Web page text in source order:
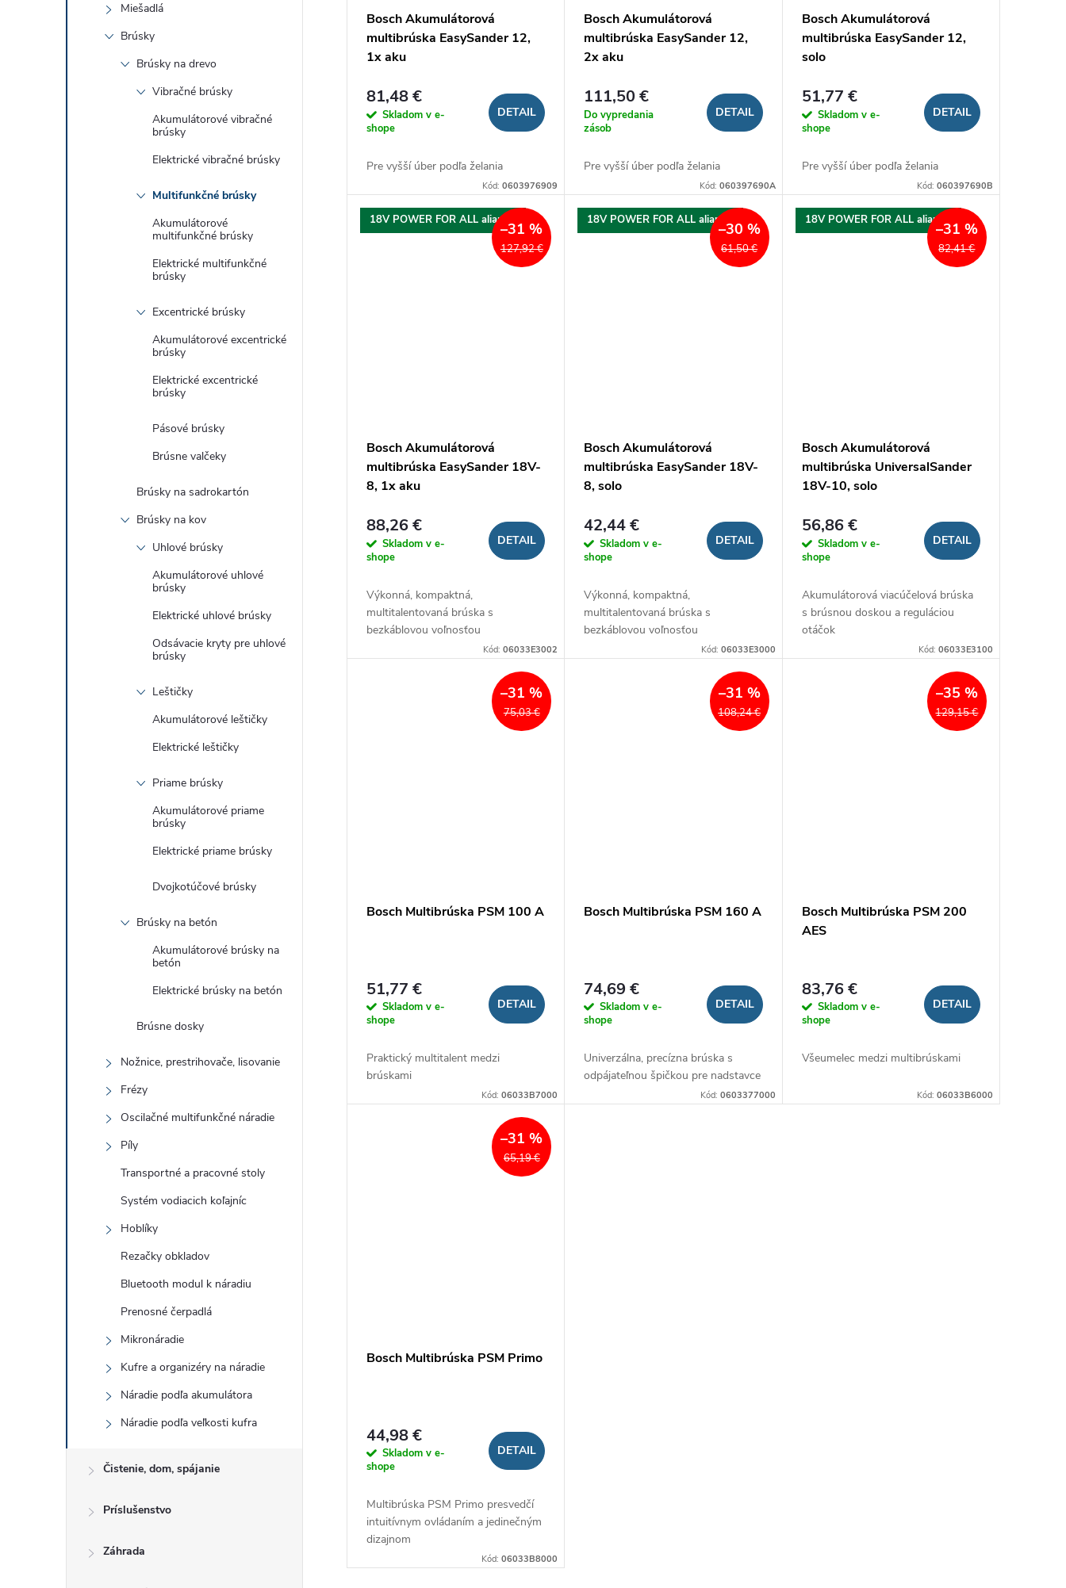
Miešadlá
Brúsky
Brúsky na drevo
Vibračné brúsky
Akumulátorové vibračné
brúsky
Elektrické vibračné brúsky
Multifunkčné brúsky
Akumulátorové
multifunkčné brúsky
Elektrické multifunkčné
brúsky
Excentrické brúsky
Akumulátorové excentrické
brúsky
Elektrické excentrické
brúsky
Pásové brúsky
Brúsne valčeky
Brúsky na sadrokartón
Brúsky na kov
Uhlové brúsky
Akumulátorové uhlové
brúsky
Elektrické uhlové brúsky
Odsávacie kryty pre uhlové
brúsky
Leštičky
Akumulátorové leštičky
Elektrické leštičky
Priame brúsky
Akumulátorové priame
brúsky
Elektrické priame brúsky
Dvojkotúčové brúsky
Brúsky na betón
Akumulátorové brúsky na
betón
Elektrické brúsky na betón
Brúsne dosky
Nožnice, prestrihovače, lisovanie
Frézy
Oscilačné multifunkčné náradie
Píly
Transportné a pracovné stoly
Systém vodiacich koľajníc
Hoblíky
Rezačky obkladov
Bluetooth modul k náradiu
Prenosné čerpadlá
Mikronáradie
Kufre a organizéry na náradie
Náradie podľa akumulátora
Náradie podľa veľkosti kufra
Čistenie, dom, spájanie
Príslušenstvo
Záhrada
t
o
Bosch Akumulátorová
multibrúska EasySander 12,
1x aku
81,48 €
Skladom v e-
shope
DETAIL
Pre vyšší úber podľa želania
Kód:0603976909
Bosch Akumulátorová
multibrúska EasySander 12,
2x aku
111,50 €
Do vypredania
zásob
DETAIL
Pre vyšší úber podľa želania
Kód: 060397690A
Bosch Akumulátorová
multibrúska EasySander 12,
solo
51,77 €
Skladom v e-
shope
DETAIL
Pre vyšší úber podľa želania
Kód: 060397690B
18V POWER FOR ALL aliancia
127,92 €
–31 %
Bosch Akumulátorová
multibrúska EasySander 18V-
8, 1x aku
88,26 €
Skladom v e-
shope
DETAIL
Výkonná, kompaktná,
multitalentovaná brúska s
bezkáblovou voľnosťou
Kód:06033E3002
18V POWER FOR ALL aliancia
61,50 €
–30 %
Bosch Akumulátorová
multibrúska EasySander 18V-
8, solo
42,44 €
Skladom v e-
shope
DETAIL
Výkonná, kompaktná,
multitalentovaná brúska s
bezkáblovou voľnosťou
Kód: 06033E3000
18V POWER FOR ALL aliancia
82,41 €
–31 %
Bosch Akumulátorová
multibrúska UniversalSander
18V-10, solo
56,86 €
Skladom v e-
shope
DETAIL
Akumulátorová viacúčelová brúska
s brúsnou doskou a reguláciou
otáčok
Kód: 06033E3100
75,03 €
–31 %
Bosch Multibrúska PSM 100 A
51,77 €
Skladom v e-
shope
DETAIL
Praktický multitalent medzi
brúskami
Kód:06033B7000
108,24 €
–31 %
Bosch Multibrúska PSM 160 A
74,69 €
Skladom v e-
shope
DETAIL
Univerzálna, precízna brúska s
odpájateľnou špičkou pre nadstavce
Kód: 0603377000
129,15 €
–35 %
Bosch Multibrúska PSM 200
AES
83,76 €
Skladom v e-
shope
DETAIL
Všeumelec medzi multibrúskami
Kód: 06033B6000
65,19 €
–31 %
Bosch Multibrúska PSM Primo
44,98 €
Skladom v e-
shope
DETAIL
Multibrúska PSM Primo presvedčí
intuitívnym ovládaním a jedinečným
dizajnom
Kód:06033B8000